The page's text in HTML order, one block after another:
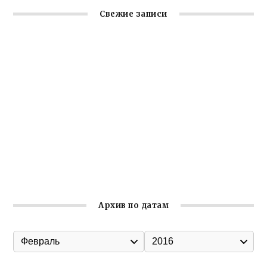
Свежие записи
Архив по датам